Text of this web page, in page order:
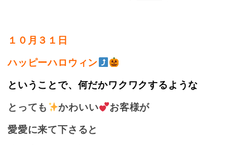
１０月３１日
ハッピーハロウィン
ということで、何だかワクワクするような
とっても
かわいい
お客様が
愛愛に来て下さると